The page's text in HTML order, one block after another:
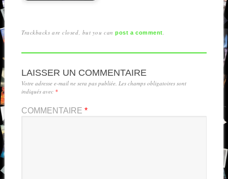
Trackbacks are closed, but you canpost a comment.
LAISSER UN COMMENTAIRE
Votre adresse e-mail ne sera pas publiée. Les champs obligatoires sont
indiqués avec *
COMMENTAIRE *